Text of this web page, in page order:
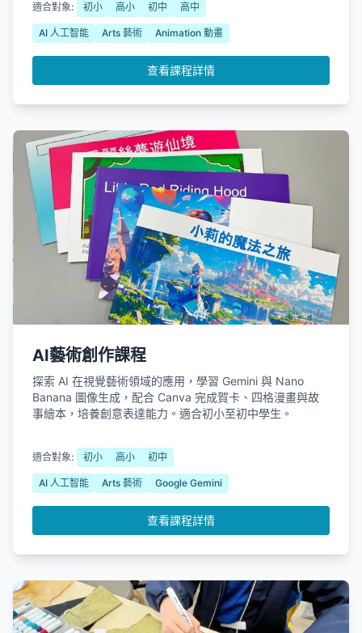
適合對象: 初小 高小 初中 高中
AI 人工智能 Arts 藝術 Animation 動畫
查看課程詳情
AI藝術創作課程
探索 AI 在視覺藝術領域的應用，學習 Gemini 與 Nano
Banana 圖像生成，配合 Canva 完成賀卡、四格漫畫與故
事繪本，培養創意表達能力。適合初小至初中學生。
適合對象: 初小 高小 初中
AI 人工智能 Arts 藝術 Google Gemini
查看課程詳情